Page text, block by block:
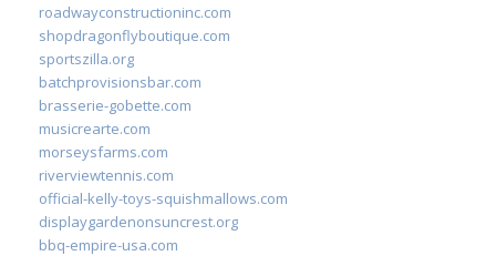
roadwayconstructioninc.com
shopdragonflyboutique.com
sportszilla.org
batchprovisionsbar.com
brasserie-gobette.com
musicrearte.com
morseysfarms.com
riverviewtennis.com
official-kelly-toys-squishmallows.com
displaygardenonsuncrest.org
bbq-empire-usa.com